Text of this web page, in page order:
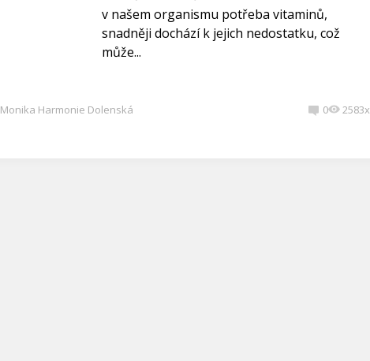
v našem organismu potřeba vitaminů,
snadněji dochází k jejich nedostatku, což
může...
Monika Harmonie Dolenská 0 2583x